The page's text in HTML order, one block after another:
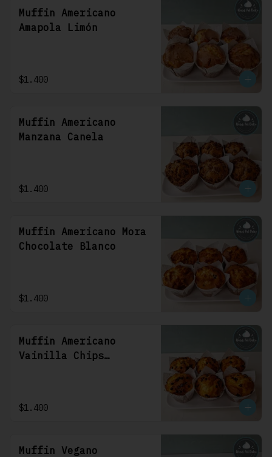
Muffin Americano
Amapola Limón
$1.400
Muffin Americano
Manzana Canela
$1.400
Muffin Americano Mora
Chocolate Blanco
$1.400
Muffin Americano
Vainilla Chips
$1.400
Muffin Vegano